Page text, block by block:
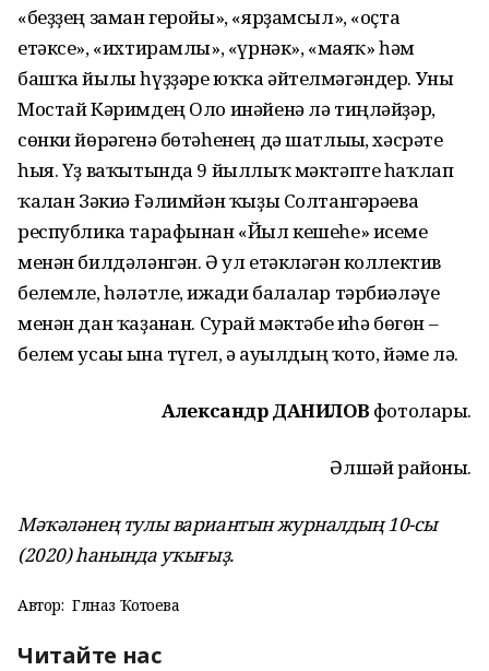
«беҙҙең заман геройы», «ярҙамсыл», «оҫта
етәксе», «ихтирамлы», «үрнәк», «маяҡ» һәм
башҡа йылы һүҙҙәре юҡҡа әйтелмәгәндер. Уны
Мостай Кәримдең Оло инәйенә лә тиңләйҙәр,
сөнки йөрәгенә бөтәһенең дә шатлығы, хәсрәте
һыя. Үҙ ваҡытында 9 йыллыҡ мәктәпте һаҡлап
ҡалған Зәкиә Ғәлимйән ҡыҙы Солтангәрәева
республика тарафынан «Йыл кешеһе» исеме
менән билдәләнгән. Ә ул етәкләгән коллектив
белемле, һәләтле, ижади балалар тәрбиәләүе
менән дан ҡаҙанған. Сурай мәктәбе иһә бөгөн –
белем усағы ғына түгел, ә ауылдың ҡото, йәме лә.
Александр ДАНИЛОВ фотолары.
Әлшәй районы.
Мәҡәләнең тулы вариантын журналдың 10-сы
(2020) һанында уҡығыҙ.
Автор: Гөлназ Ҡотоева
Читайте нас